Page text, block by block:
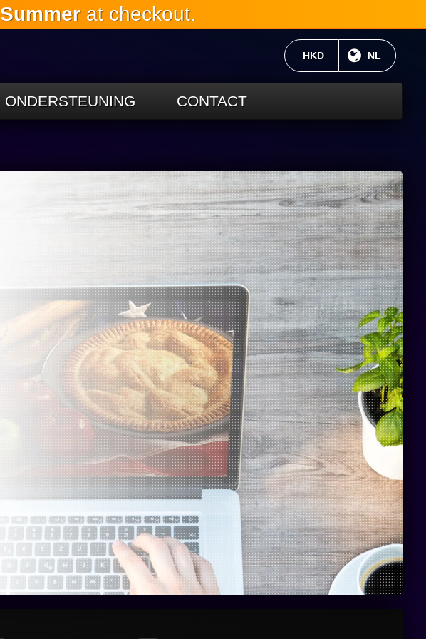
Summerat checkout.
HUIDIGE
NL
HUIDIGE VALUTA:
HKD
ONDERSTEUNING CONTACT